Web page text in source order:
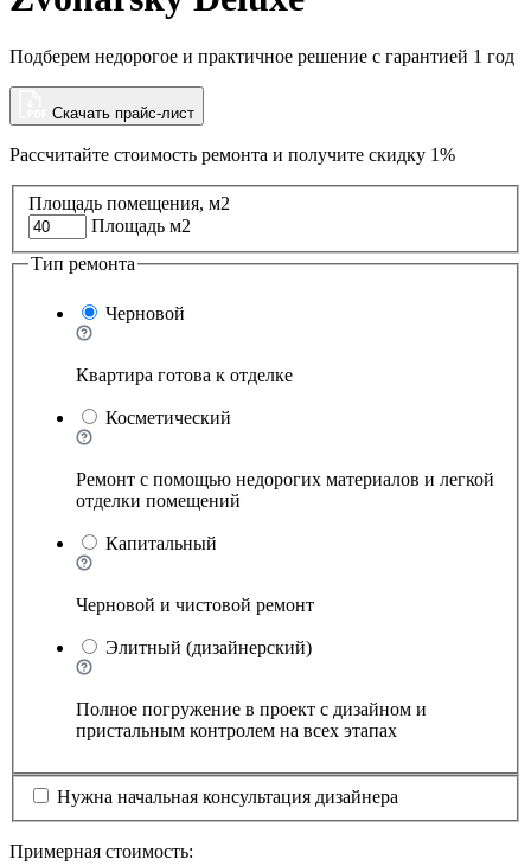
Подберем недорогое и практичное решение с гарантией 1 год
Скачать прайс-лист
Рассчитайте стоимость ремонта и получите скидку 1%
Площадь помещения, м2
Площадь м2
Тип ремонта
Черновой
Квартира готова к отделке
Косметический
Ремонт с помощью недорогих материалов и легкой
отделки помещений
Капитальный
Черновой и чистовой ремонт
Элитный (дизайнерский)
Полное погружение в проект с дизайном и
пристальным контролем на всех этапах
Нужна начальная консультация дизайнера
Примерная стоимость: